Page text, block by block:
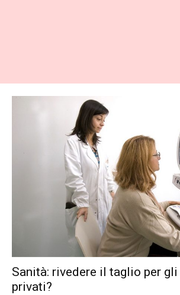
Sanità: rivedere il taglio per
privati?